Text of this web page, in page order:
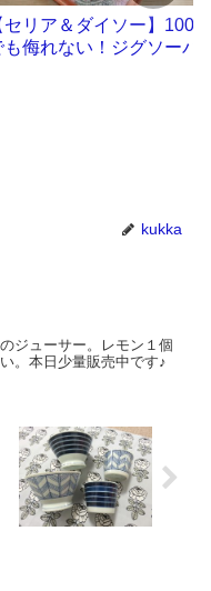
セリア＆ダイソー】100円
も侮れない！ジグソーパ
kukka
のジューサー。レモン１個
。本日少量販売中です♪